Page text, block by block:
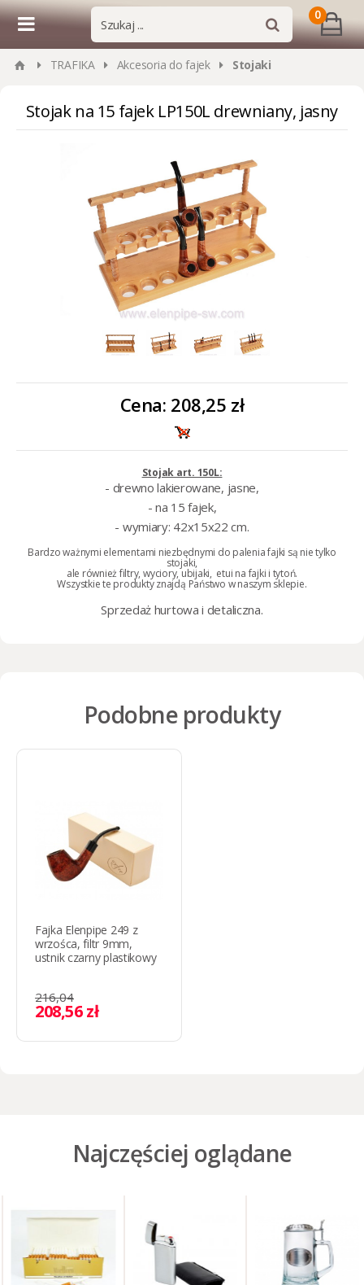
0
TRAFIKA Akcesoria do fajek Stojaki
Stojak na 15 fajek LP150L drewniany, jasny
Cena: 208,25 zł
Stojak art. 150L:
- drewno lakierowane, jasne,
- na 15 fajek,
- wymiary: 42x15x22 cm.
Bardzo ważnymi elementami niezbędnymi do palenia fajki są nie tylko
stojaki,
ale również filtry, wyciory,ubijaki, etui na fajki i tytoń.
Wszystkie te produkty znajdą Państwo w naszym sklepie.
Sprzedaż hurtowa i detaliczna.
Podobne produkty
Fajka Elenpipe 249 z
wrzośca, filtr 9mm,
ustnik czarny plastikowy
216,04
208,56 zł
Najczęściej oglądane